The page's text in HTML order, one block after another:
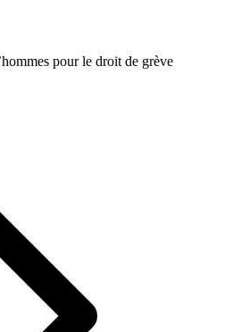
pour le droit de grève